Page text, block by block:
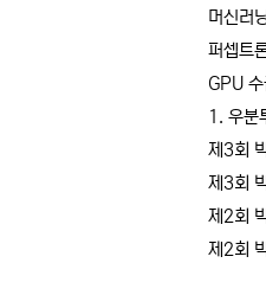
머신러
퍼셉트
제3회
제3회